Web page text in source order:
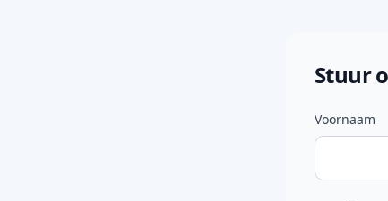
Stuur
Voornaam